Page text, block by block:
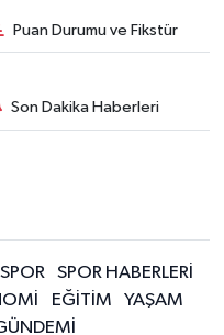
Puan Durumu ve Fikstür
Son Dakika Haberleri
SPOR HABERLERİ
EĞİTİM
YAŞAM